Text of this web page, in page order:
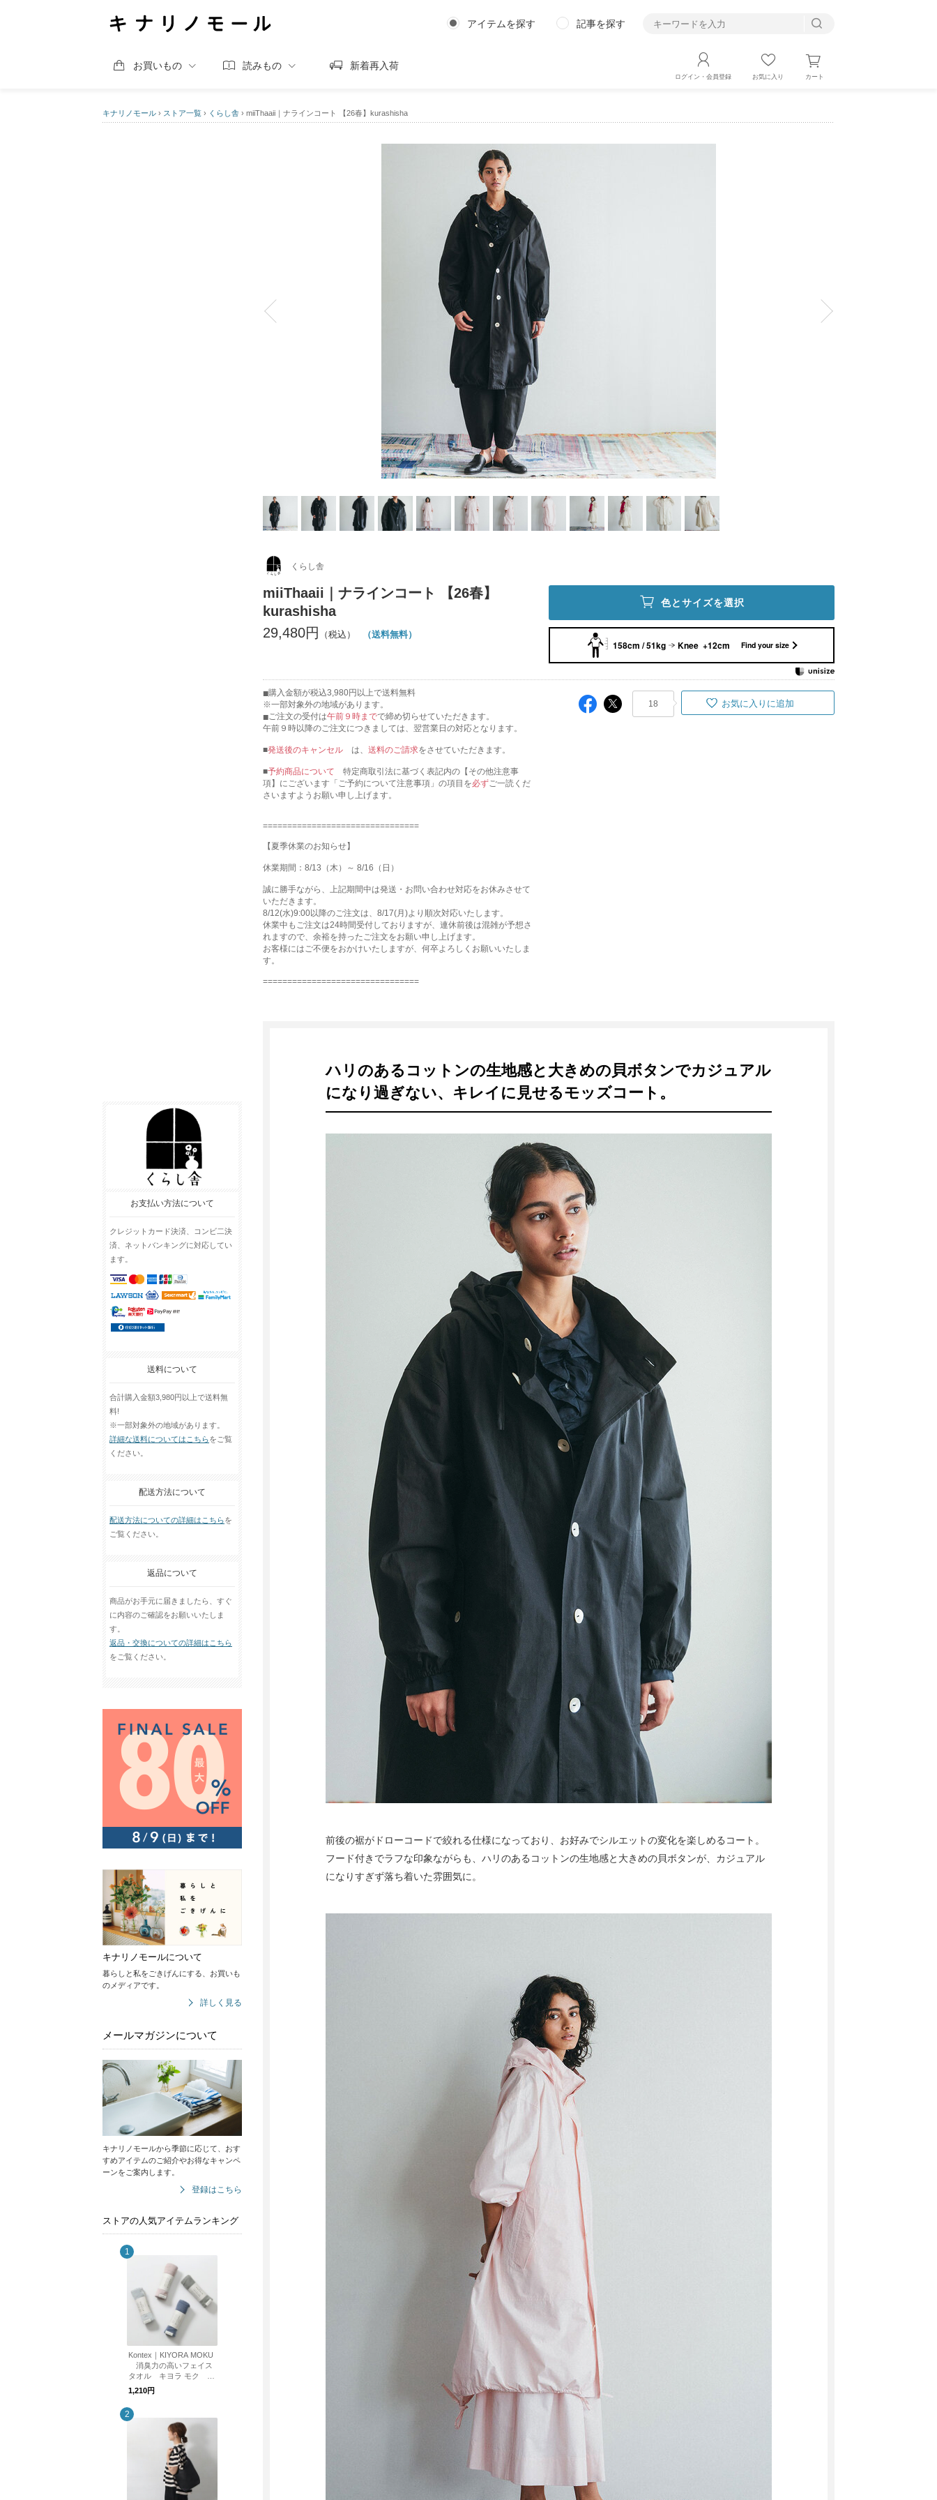
アイテムを探す 記事を探す
お買いもの 読みもの 新着再入荷
ログイン・会員登録 お気に入り カート
キナリノモール › ストア一覧 › くらし舎 › miiThaaii｜ナラインコート 【26春】kurashisha
お支払い方法について
クレジットカード決済、コンビ二決
済、ネットバンキングに対応してい
ます。
送料について
合計購入金額3,980円以上で送料無
料!
※一部対象外の地域があります。
詳細な送料についてはこちらをご覧
ください。
配送方法について
配送方法についての詳細はこちらを
ご覧ください。
返品について
商品がお手元に届きましたら、すぐ
に内容のご確認をお願いいたしま
す。
返品・交換についての詳細はこちら
をご覧ください。
キナリノモールについて
暮らしと私をごきげんにする、お買いも
のメディアです。
詳しく見る
メールマガジンについて
キナリノモールから季節に応じて、おす
すめアイテムのご紹介やお得なキャンペ
ーンをご案内します。
登録はこちら
ストアの人気アイテムランキング
Kontex｜KIYORA MOKU
消臭力の高いフェイス
タオル キヨラ モク ku
rashisha
1,210円
くらし舎
miiThaaii｜ナラインコート 【26春】
kurashisha
29,480円
（送料無料）
色とサイズを選択
158cm / 51kg Knee +12cm Find your size
購入金額が税込3,980円以上で送料無料
※一部対象外の地域があります。
ご注文の受付は午前９時までで締め切らせていただきます。
午前９時以降のご注文につきましては、翌営業日の対応となります。
■発送後のキャンセル は、 送料のご請求をさせていただきます。
■予約商品について 特定商取引法に基づく表記内の【その他注意事
項】にございます「ご予約について注意事項」の項目を必ずご一読くだ
さいますようお願い申し上げます。
================================
【夏季休業のお知らせ】
休業期間：8/13（木）～ 8/16（日）
誠に勝手ながら、上記期間中は発送・お問い合わせ対応をお休みさせて
いただきます。
8/12(水)9:00以降のご注文は、8/17(月)より順次対応いたします。
休業中もご注文は24時間受付しておりますが、連休前後は混雑が予想さ
れますので、余裕を持ったご注文をお願い申し上げます。
お客様にはご不便をおかけいたしますが、何卒よろしくお願いいたしま
す。
================================
18 お気に入りに追加
ハリのあるコットンの生地感と大きめの貝ボタンでカジュアル
になり過ぎない、キレイに見せるモッズコート。
前後の裾がドローコードで絞れる仕様になっており、お好みでシルエットの変化を楽しめるコート。
フード付きでラフな印象ながらも、ハリのあるコットンの生地感と大きめの貝ボタンが、カジュアル
になりすぎず落ち着いた雰囲気に。